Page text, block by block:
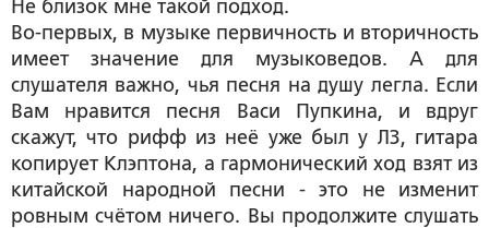
Не близок мне такой подход.
Во-первых, в музыке первичность и вторичность
имеет значение для музыковедов. А для
слушателя важно, чья песня на душу легла. Если
Вам нравится песня Васи Пупкина, и вдруг
скажут, что рифф из неё уже был у ЛЗ, гитара
копирует Клэптона, а гармонический ход взят из
китайской народной песни - это не изменит
ровным счётом ничего. Вы продолжите слушать